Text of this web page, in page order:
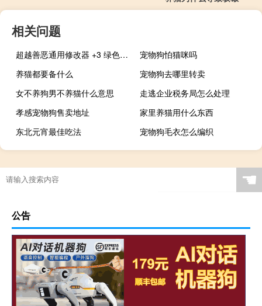
相关问题
超越善恶通用修改器 +3 绿色免费版（超越善恶通用修改器 +3 绿色免费版功能简介）
宠物狗怕猫咪吗
养猫都要备什么
宠物狗去哪里转卖
女不养狗男不养猫什么意思
走逃企业税务局怎么处理
孝感宠物狗售卖地址
家里养猫用什么东西
东北元宵最佳吃法
宠物狗毛衣怎么编织
☚
公告